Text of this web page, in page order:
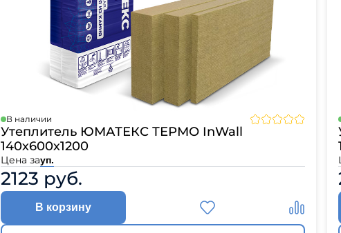
В наличии
Утеплитель ЮМАТЕКС ТЕРМО InWall
140х600х1200
Цена зауп.
2123 руб.
В корзину